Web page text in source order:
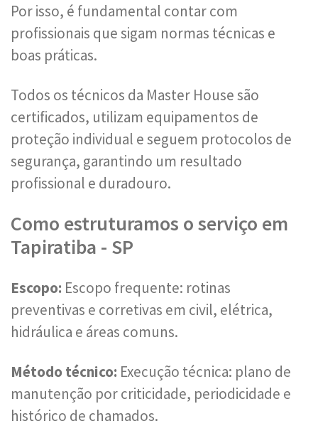
Por isso, é fundamental contar com
profissionais que sigam normas técnicas e
boas práticas.
Todos os técnicos da Master House são
certificados, utilizam equipamentos de
proteção individual e seguem protocolos de
segurança, garantindo um resultado
profissional e duradouro.
Como estruturamos o serviço em
Tapiratiba - SP
Escopo: Escopo frequente: rotinas
preventivas e corretivas em civil, elétrica,
hidráulica e áreas comuns.
Método técnico: Execução técnica: plano de
manutenção por criticidade, periodicidade e
histórico de chamados.